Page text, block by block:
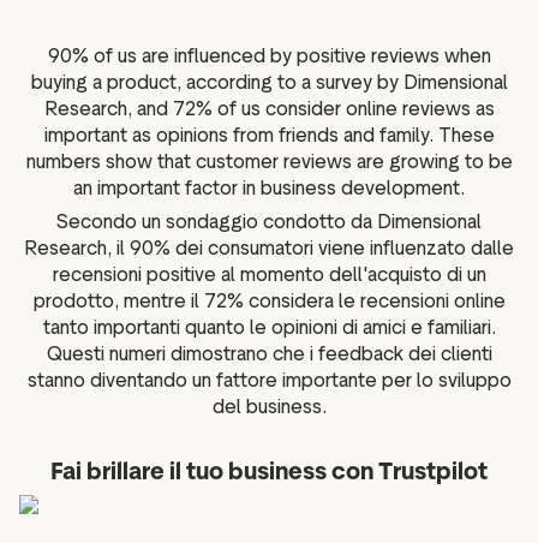
i social media
recensioni
Dati e statistiche
Tag delle recensioni
Dati dei visitatori
90% of us are influenced by positive reviews when
buying a product, according to a survey by Dimensional
Research, and 72% of us consider online reviews as
important as opinions from friends and family. These
numbers show that customer reviews are growing to be
an important factor in business development.
Secondo un sondaggio condotto da Dimensional
Research, il 90% dei consumatori viene influenzato dalle
recensioni positive al momento dell'acquisto di un
prodotto, mentre il 72% considera le recensioni online
tanto importanti quanto le opinioni di amici e familiari.
Questi numeri dimostrano che i feedback dei clienti
stanno diventando un fattore importante per lo sviluppo
del business.
Fai brillare il tuo business con Trustpilot